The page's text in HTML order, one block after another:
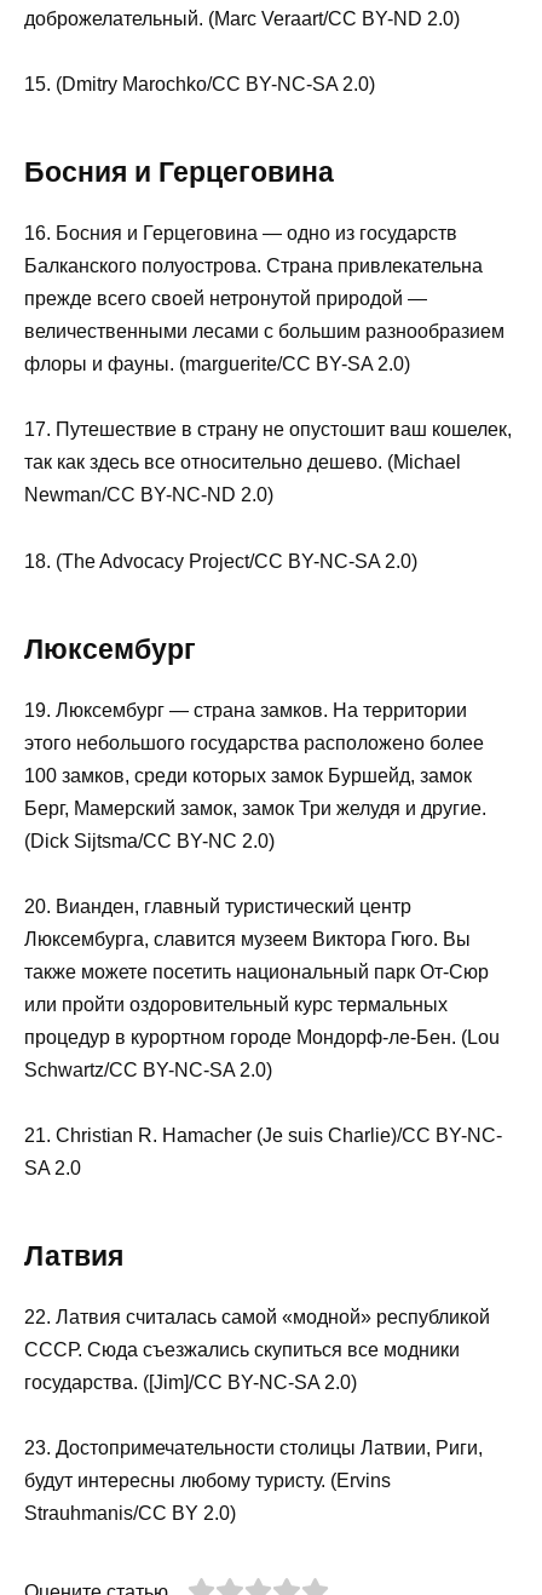
доброжелательный. (Marc Veraart/CC BY-ND 2.0)
15. (Dmitry Marochko/CC BY-NC-SA 2.0)
Босния и Герцеговина
16. Босния и Герцеговина — одно из государств
Балканского полуострова. Страна привлекательна
прежде всего своей нетронутой природой —
величественными лесами с большим разнообразием
флоры и фауны. (marguerite/CC BY-SA 2.0)
17. Путешествие в страну не опустошит ваш кошелек,
так как здесь все относительно дешево. (Michael
Newman/CC BY-NC-ND 2.0)
18. (The Advocacy Project/CC BY-NC-SA 2.0)
Люксембург
19. Люксембург — страна замков. На территории
этого небольшого государства расположено более
100 замков, среди которых замок Буршейд, замок
Берг, Мамерский замок, замок Три желудя и другие.
(Dick Sijtsma/CC BY-NC 2.0)
20. Вианден, главный туристический центр
Люксембурга, славится музеем Виктора Гюго. Вы
также можете посетить национальный парк От-Сюр
или пройти оздоровительный курс термальных
процедур в курортном городе Мондорф-ле-Бен. (Lou
Schwartz/CC BY-NC-SA 2.0)
21. Christian R. Hamacher (Je suis Charlie)/CC BY-NC-
SA 2.0
Латвия
22. Латвия считалась самой «модной» республикой
СССР. Сюда съезжались скупиться все модники
государства. ([Jim]/CC BY-NC-SA 2.0)
23. Достопримечательности столицы Латвии, Риги,
будут интересны любому туристу. (Ervins
Strauhmanis/CC BY 2.0)